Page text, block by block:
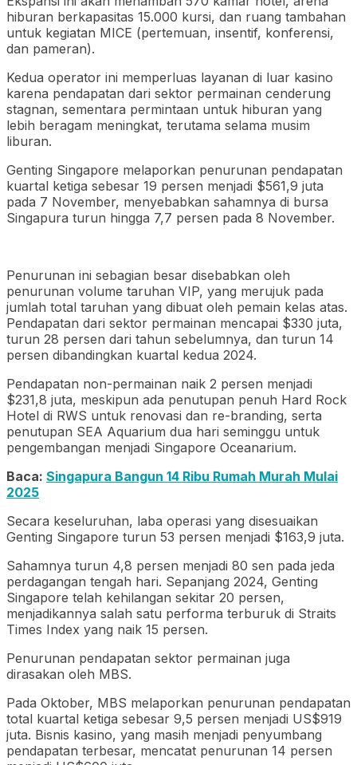
hiburan berkapasitas 15.000 kursi, dan ruang tambahan
untuk kegiatan MICE (pertemuan, insentif, konferensi,
dan pameran).
Kedua operator ini memperluas layanan di luar kasino
karena pendapatan dari sektor permainan cenderung
stagnan, sementara permintaan untuk hiburan yang
lebih beragam meningkat, terutama selama musim
liburan.
Genting Singapore melaporkan penurunan pendapatan
kuartal ketiga sebesar 19 persen menjadi $561,9 juta
pada 7 November, menyebabkan sahamnya di bursa
Singapura turun hingga 7,7 persen pada 8 November.
Penurunan ini sebagian besar disebabkan oleh
penurunan volume taruhan VIP, yang merujuk pada
jumlah total taruhan yang dibuat oleh pemain kelas atas.
Pendapatan dari sektor permainan mencapai $330 juta,
turun 28 persen dari tahun sebelumnya, dan turun 14
persen dibandingkan kuartal kedua 2024.
Pendapatan non-permainan naik 2 persen menjadi
$231,8 juta, meskipun ada penutupan penuh Hard Rock
Hotel di RWS untuk renovasi dan re-branding, serta
penutupan SEA Aquarium dua hari seminggu untuk
pengembangan menjadi Singapore Oceanarium.
Baca: Singapura Bangun 14 Ribu Rumah Murah Mulai
2025
Secara keseluruhan, laba operasi yang disesuaikan
Genting Singapore turun 53 persen menjadi $163,9 juta.
Sahamnya turun 4,8 persen menjadi 80 sen pada jeda
perdagangan tengah hari. Sepanjang 2024, Genting
Singapore telah kehilangan sekitar 20 persen,
menjadikannya salah satu performa terburuk di Straits
Times Index yang naik 15 persen.
Penurunan pendapatan sektor permainan juga
dirasakan oleh MBS.
Pada Oktober, MBS melaporkan penurunan pendapatan
total kuartal ketiga sebesar 9,5 persen menjadi US$919
juta. Bisnis kasino, yang masih menjadi penyumbang
pendapatan terbesar, mencatat penurunan 14 persen